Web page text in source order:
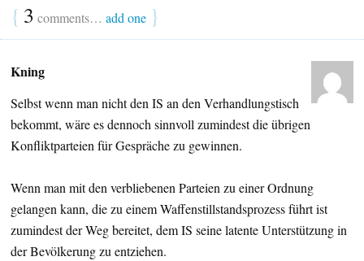
{ 3 comments… add one }
Kning
Selbst wenn man nicht den IS an den Verhandlungstisch
bekommt, wäre es dennoch sinnvoll zumindest die übrigen
Konfliktparteien für Gespräche zu gewinnen.
Wenn man mit den verbliebenen Parteien zu einer Ordnung
gelangen kann, die zu einem Waffenstillstandsprozess führt ist
zumindest der Weg bereitet, dem IS seine latente Unterstützung in
der Bevölkerung zu entziehen.